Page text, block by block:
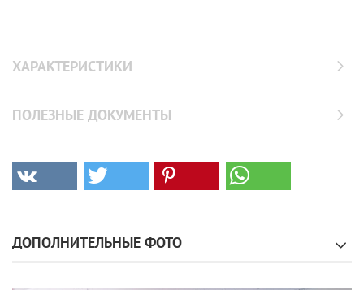
ХАРАКТЕРИСТИКИ
ПОЛЕЗНЫЕ ДОКУМЕНТЫ
ДОПОЛНИТЕЛЬНЫЕ ФОТО